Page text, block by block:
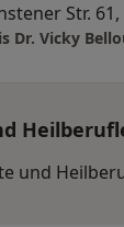
Str.
und